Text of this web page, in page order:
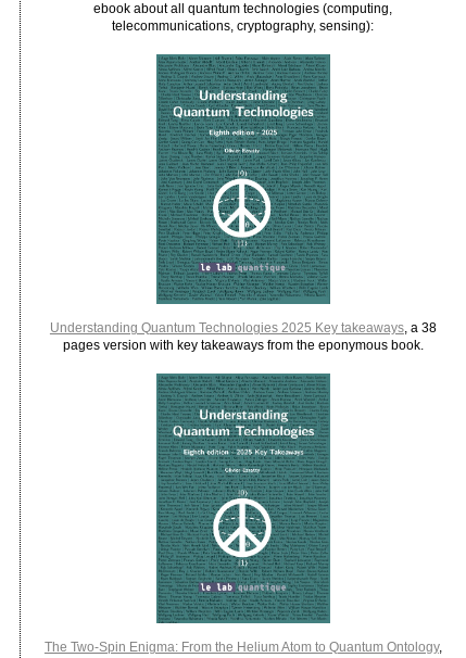
ebook about all quantum technologies (computing,
telecommunications, cryptography, sensing):
Understanding Quantum Technologies 2025 Key takeaways, a 38
pages version with key takeaways from the eponymous book.
The Two-Spin Enigma: From the Helium Atom to Quantum Ontology,